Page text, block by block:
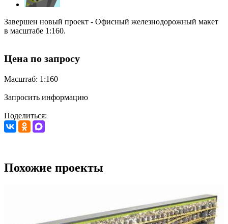
Завершен новый проект - Офисный железнодорожный макет
в масштабе 1:160.
Цена по запросу
Масштаб: 1:160
Запросить информацию
Поделиться:
Похожие проекты